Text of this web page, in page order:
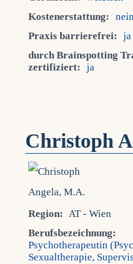
Kostenerstattung:
Praxis barrierefrei:
ja
durch Brainspotting
zertifiziert:
ja
Christoph
Region: AT - Wien
Berufsbezeichnung:
Psychotherapeutin
Sexualtherapie,